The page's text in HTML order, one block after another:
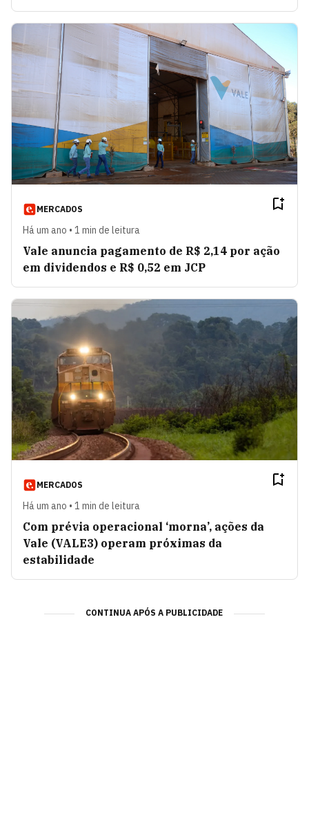
MERCADOS
Há um ano • 1 min de leitura
Vale anuncia pagamento de R$ 2,14 por ação
em dividendos e R$ 0,52 em JCP
MERCADOS
Há um ano • 1 min de leitura
Com prévia operacional ‘morna’, ações da
Vale (VALE3) operam próximas da
estabilidade
CONTINUA APÓS A PUBLICIDADE